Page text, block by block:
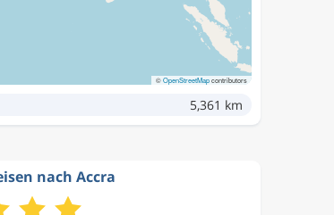
©OpenStreetMapcontributors
5,361 km
nach Accra